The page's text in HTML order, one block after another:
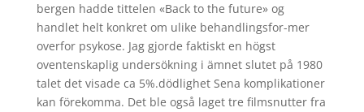
bergen hadde tittelen «Back to the future» og
handlet helt konkret om ulike behandlingsfor-mer
overfor psykose. Jag gjorde faktiskt en högst
oventenskaplig undersökning i ämnet slutet på 1980
talet det visade ca 5%.dödlighet Sena komplikationer
kan förekomma. Det ble også laget tre filmsnutter fra